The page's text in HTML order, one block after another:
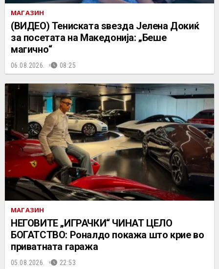
МАГАЗИН
(ВИДЕО) Тениската ѕвезда Јелена Докиќ
за посетата на Македонија: „Беше
магично“
06.08.2026. 08:25
МАГАЗИН
НЕГОВИТЕ „ИГРАЧКИ“ ЧИНАТ ЦЕЛО
БОГАТСТВО: Роналдо покажа што крие во
приватната гаража
05.08.2026. 22:53